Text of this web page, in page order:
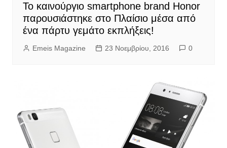
Το καινούργιο smartphone brand Honor
παρουσιάστηκε στο Πλαίσιο μέσα από
ένα πάρτυ γεμάτο εκπλήξεις!
Emeis Magazine 23 Νοεμβρίου, 2016 0